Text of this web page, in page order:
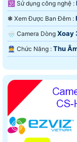
🕉️ Sử dụng công nghệ :
❃ Xem Được Ban Đêm :
🌧️ Camera Dòng Xoay
️👮 Chức Năng : Thu